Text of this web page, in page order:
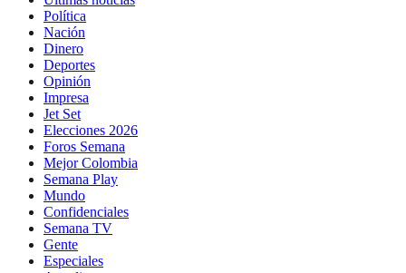
Política
Nación
Dinero
Deportes
Opinión
Impresa
Jet Set
Elecciones 2026
Foros Semana
Mejor Colombia
Semana Play
Mundo
Confidenciales
Semana TV
Gente
Especiales